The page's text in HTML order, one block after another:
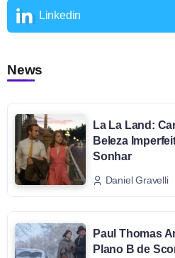
Linkedin
News
La La Land:
Beleza
Sonhar
Daniel Gravelli
Paul Thomas
Plano B de